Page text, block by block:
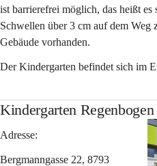
ist barrierefrei möglich, das heißt es
Schwellen über 3 cm auf dem Weg
Gebäude vorhanden.
Der Kindergarten befindet sich im
Kindergarten Regenbogen
Adresse:
Bergmanngasse 22, 8793